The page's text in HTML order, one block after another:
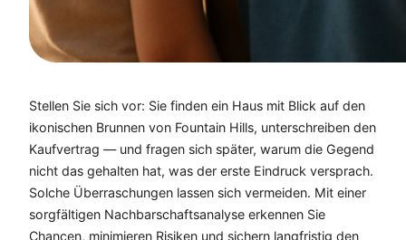
Stellen Sie sich vor: Sie finden ein Haus mit Blick auf den
ikonischen Brunnen von Fountain Hills, unterschreiben den
Kaufvertrag — und fragen sich später, warum die Gegend
nicht das gehalten hat, was der erste Eindruck versprach.
Solche Überraschungen lassen sich vermeiden. Mit einer
sorgfältigen Nachbarschaftsanalyse erkennen Sie
Chancen, minimieren Risiken und sichern langfristig den